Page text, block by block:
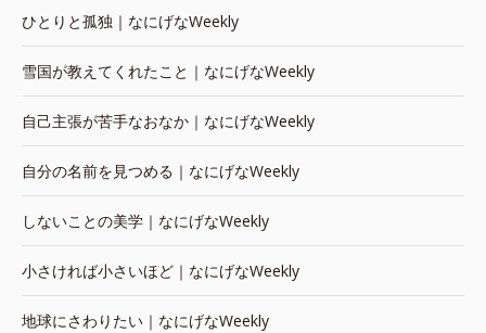
ひとりと孤独｜なにげなWeekly
雪国が教えてくれたこと｜なにげなWeekly
自己主張が苦手なおなか｜なにげなWeekly
自分の名前を見つめる｜なにげなWeekly
しないことの美学｜なにげなWeekly
小さければ小さいほど｜なにげなWeekly
地球にさわりたい｜なにげなWeekly